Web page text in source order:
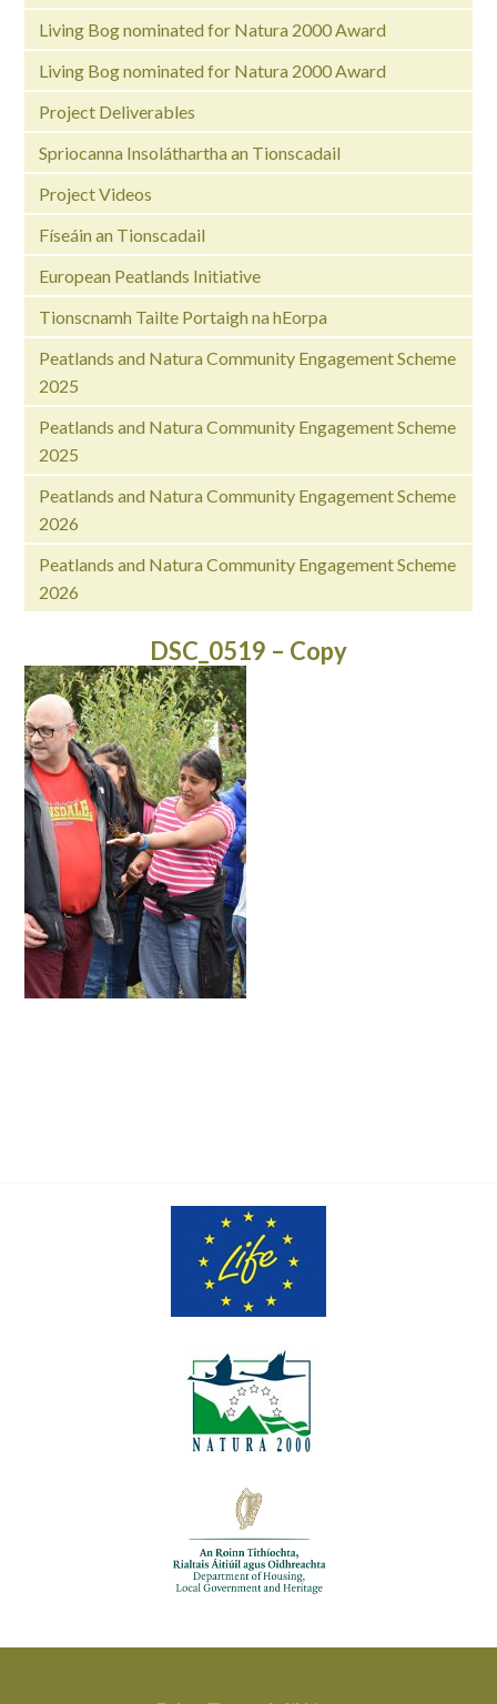
Living Bog nominated for Natura 2000 Award
Living Bog nominated for Natura 2000 Award
Project Deliverables
Spriocanna Insoláthartha an Tionscadail
Project Videos
Físeáin an Tionscadail
European Peatlands Initiative
Tionscnamh Tailte Portaigh na hEorpa
Peatlands and Natura Community Engagement Scheme
2025
Peatlands and Natura Community Engagement Scheme
2025
Peatlands and Natura Community Engagement Scheme
2026
Peatlands and Natura Community Engagement Scheme
2026
DSC_0519 – Copy